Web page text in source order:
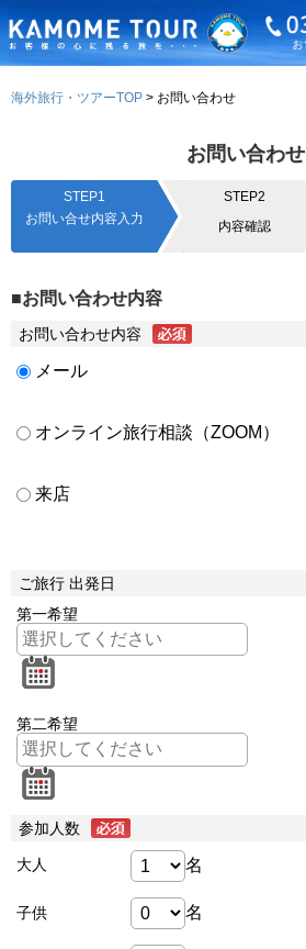
海外旅行・ツアーTOP お問い合わせ
お問い合わせ
STEP1
お問い合せ内容入力
STEP2
内容確認
■お問い合わせ内容
お問い合わせ内容
メール
オンライン旅行相談（ZOOM）
来店
ご旅行 出発日
第一希望
第二希望
参加人数
大人 名
子供 名